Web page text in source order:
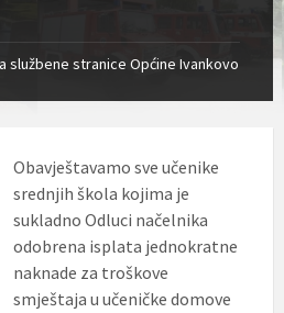
službene stranice Općine Ivankovo
Obavještavamo sve učenike
srednjih škola kojima je
sukladno Odluci načelnika
odobrena isplata jednokratne
naknade za troškove
smještaja u učeničke domove